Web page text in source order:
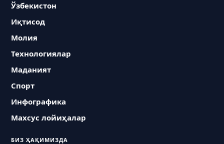
Ўзбекистон
Иқтисод
Молия
Технологиялар
Маданият
Спорт
Инфографика
Махсус лойиҳалар
БИЗ ҲАҚИМИЗДА